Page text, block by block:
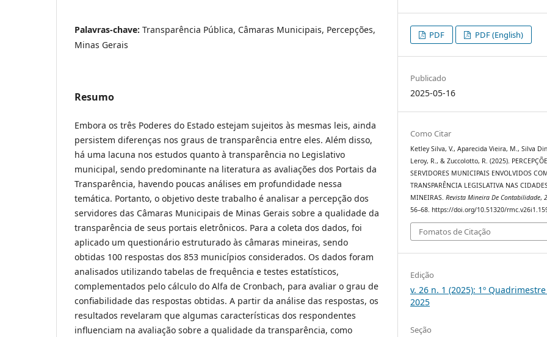
Palavras-chave: Transparência Pública, Câmaras Municipais, Percepções,
Minas Gerais
Resumo
Embora os três Poderes do Estado estejam sujeitos às mesmas leis, ainda
persistem diferenças nos graus de transparência entre eles. Além disso,
há uma lacuna nos estudos quanto à transparência no Legislativo
municipal, sendo predominante na literatura as avaliações dos Portais da
Transparência, havendo poucas análises em profundidade nessa
temática. Portanto, o objetivo deste trabalho é analisar a percepção dos
servidores das Câmaras Municipais de Minas Gerais sobre a qualidade da
transparência de seus portais eletrônicos. Para a coleta dos dados, foi
aplicado um questionário estruturado às câmaras mineiras, sendo
obtidas 100 respostas dos 853 municípios considerados. Os dados foram
analisados utilizando tabelas de frequência e testes estatísticos,
complementados pelo cálculo do Alfa de Cronbach, para avaliar o grau de
confiabilidade das respostas obtidas. A partir da análise das respostas, os
resultados revelaram que algumas características dos respondentes
influenciam na avaliação sobre a qualidade da transparência, como
PDF PDF (English)
Publicado
2025-05-16
Como Citar
Ketley Silva, V., Aparecida Vieira, M., Silva
Leroy, R., & Zuccolotto, R. (2025).
SERVIDORES MUNICIPAIS ENVOLVIDOS
TRANSPARÊNCIA LEGISLATIVA NAS
MINEIRAS.Revista Mineira De Contabilidade,
56–68. https://doi.org/10.51320/
Fomatos de Citação
Edição
v. 26 n. 1 (2025): 1º
2025
Seção